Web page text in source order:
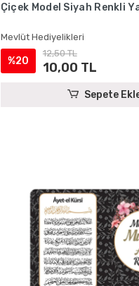
Çiçek Model Siyah Renkli
Mevlüt Hediyelikleri
%20
12,50 TL
10,00 TL
Sepete